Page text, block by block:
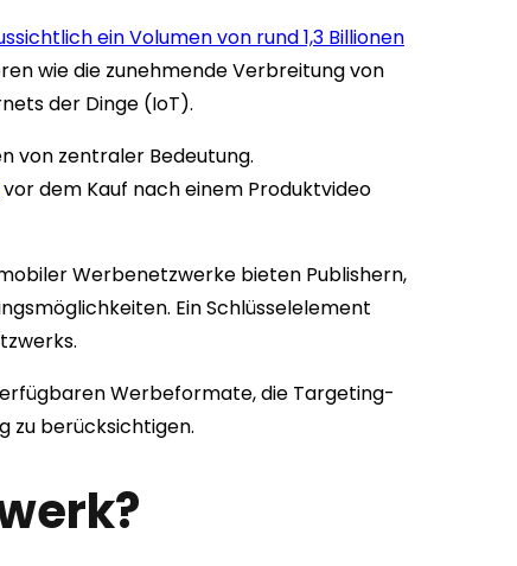
ein Volumen von rund 1,3 Billionen
wie die zunehmende Verbreitung von
der Dinge (IoT).
von zentraler Bedeutung.
vor dem Kauf nach einem Produktvideo
Werbenetzwerke bieten Publishern,
Ein Schlüsselelement
Werbeformate, die Targeting-
zu berücksichtigen.